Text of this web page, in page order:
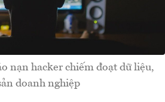
nạn hacker chiếm đoạt dữ liệu,
doanh nghiệp